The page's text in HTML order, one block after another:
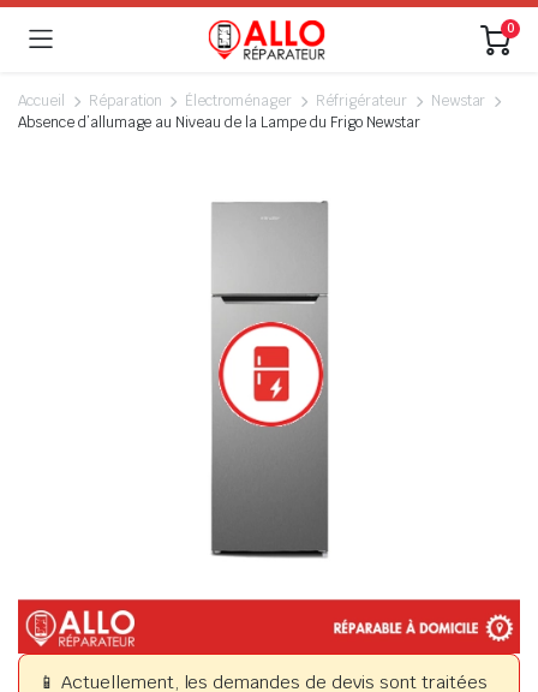
0
Accueil Réparation Électroménager Réfrigérateur
Newstar
Absence d’allumage au Niveau de la Lampe du Frigo Newstar
📱 Actuellement, les demandes de devis sont traitées